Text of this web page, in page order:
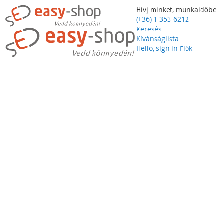
Hívj minket,
(+36) 1 353-6212
Keresés
Kívánságlista
Hello, sign in Fiók